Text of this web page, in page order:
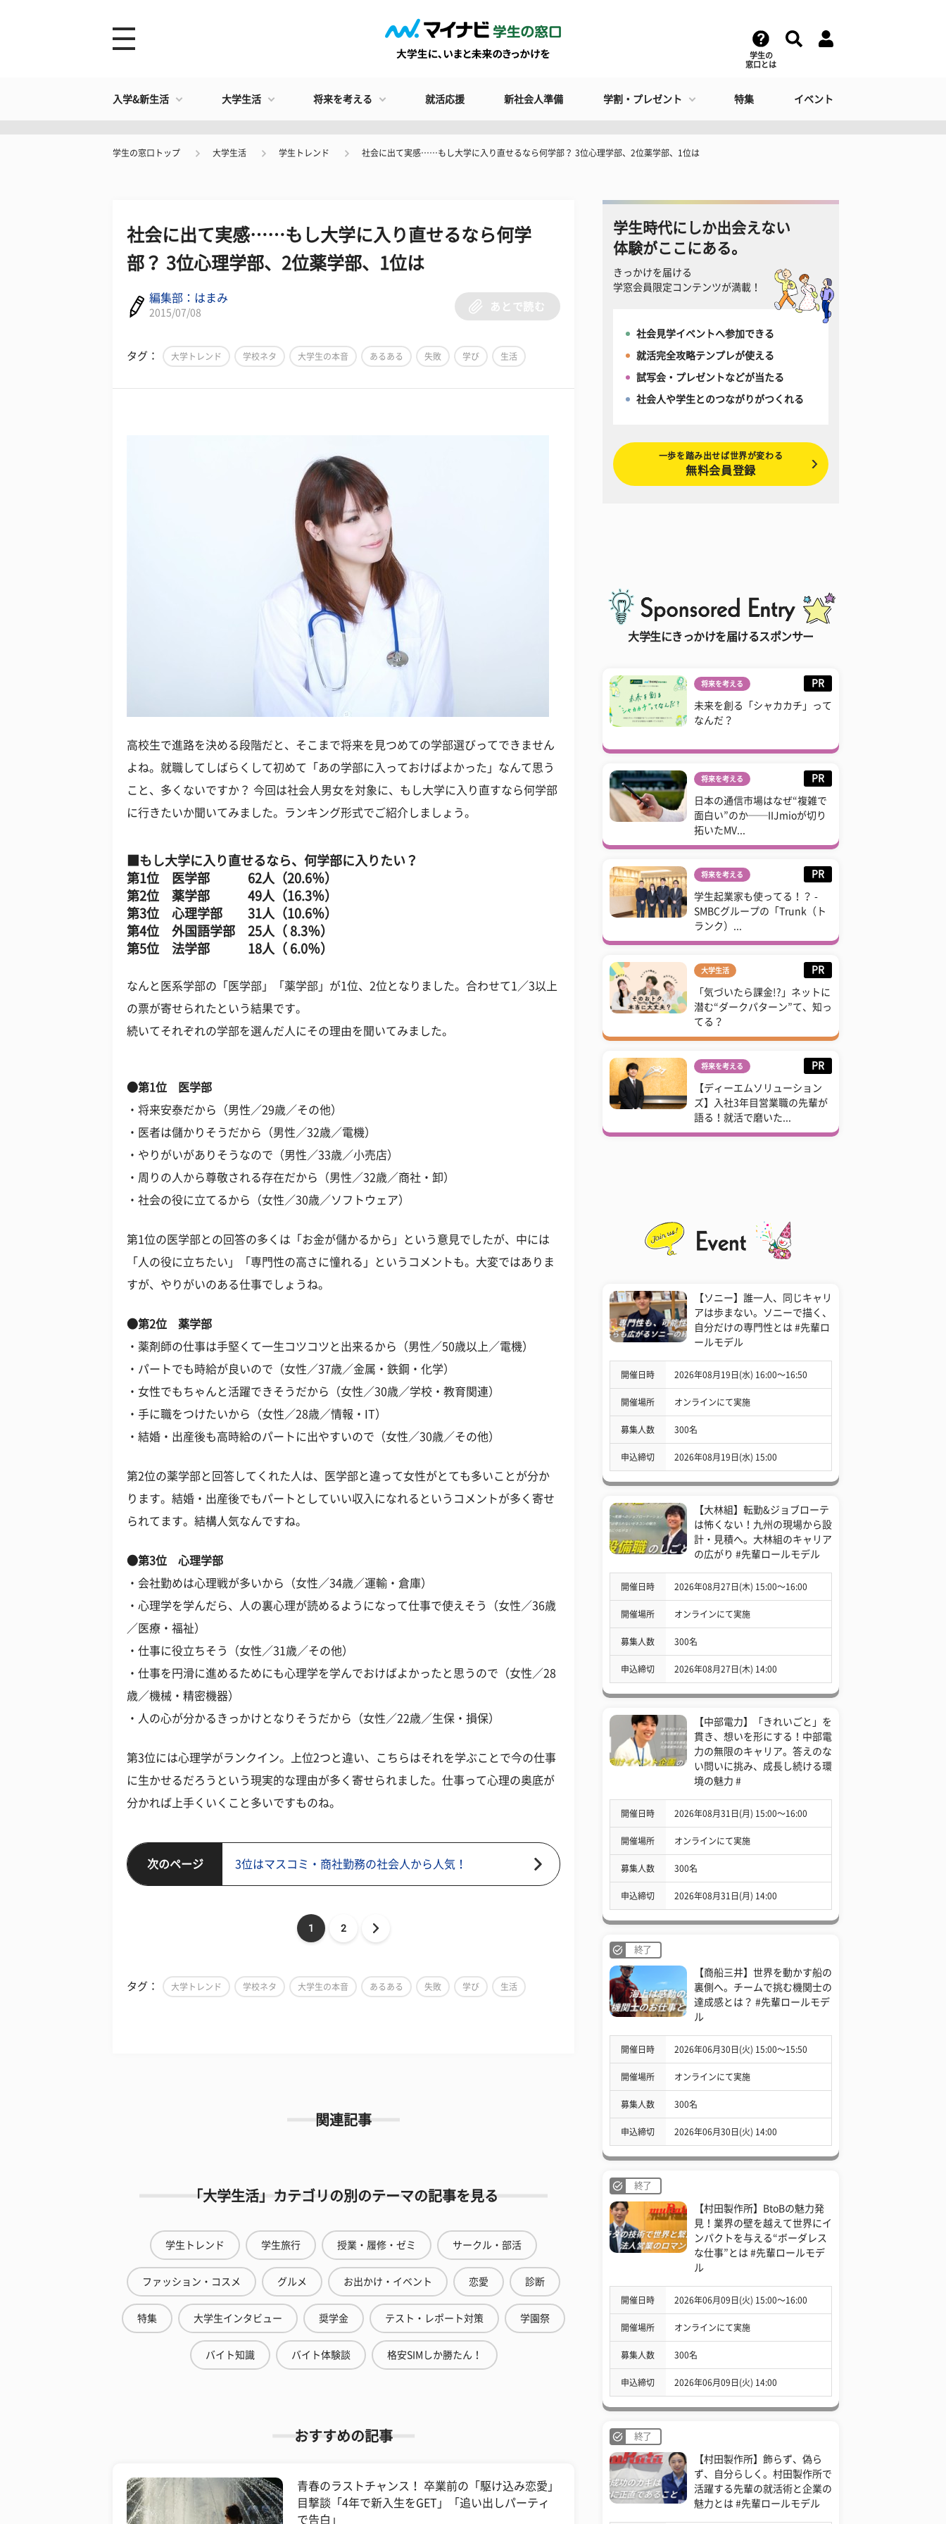
学生の
窓口とは
入学&新生活 大学生活 将来を考える 就活応援 新社会人準備 学割・プレゼント 特集 イベント
学生の窓口トップ 大学生活 学生トレンド 社会に出て実感……もし大学に入り直せるなら何学部？ 3位心理学部、2位薬学部、1位は
社会に出て実感……もし大学に入り直せるなら何学
部？ 3位心理学部、2位薬学部、1位は
編集部：はまみ
2015/07/08
あとで読む
タグ： 大学トレンド 学校ネタ 大学生の本音 あるある 失敗 学び 生活
高校生で進路を決める段階だと、そこまで将来を見つめての学部選びってできません
よね。就職してしばらくして初めて「あの学部に入っておけばよかった」なんて思う
こと、多くないですか？ 今回は社会人男女を対象に、もし大学に入り直すなら何学部
に行きたいか聞いてみました。ランキング形式でご紹介しましょう。
■もし大学に入り直せるなら、何学部に入りたい？
第1位 医学部 62人（20.6％）
第2位 薬学部 49人（16.3％）
第3位 心理学部 31人（10.6％）
第4位 外国語学部 25人（ 8.3％）
第5位 法学部 18人（ 6.0％）
なんと医系学部の「医学部」「薬学部」が1位、2位となりました。合わせて1／3以上
の票が寄せられたという結果です。
続いてそれぞれの学部を選んだ人にその理由を聞いてみました。
●第1位 医学部
・将来安泰だから（男性／29歳／その他）
・医者は儲かりそうだから（男性／32歳／電機）
・やりがいがありそうなので（男性／33歳／小売店）
・周りの人から尊敬される存在だから（男性／32歳／商社・卸）
・社会の役に立てるから（女性／30歳／ソフトウェア）
第1位の医学部との回答の多くは「お金が儲かるから」という意見でしたが、中には
「人の役に立ちたい」「専門性の高さに憧れる」というコメントも。大変ではありま
すが、やりがいのある仕事でしょうね。
●第2位 薬学部
・薬剤師の仕事は手堅くて一生コツコツと出来るから（男性／50歳以上／電機）
・パートでも時給が良いので（女性／37歳／金属・鉄鋼・化学）
・女性でもちゃんと活躍できそうだから（女性／30歳／学校・教育関連）
・手に職をつけたいから（女性／28歳／情報・IT）
・結婚・出産後も高時給のパートに出やすいので（女性／30歳／その他）
第2位の薬学部と回答してくれた人は、医学部と違って女性がとても多いことが分か
ります。結婚・出産後でもパートとしていい収入になれるというコメントが多く寄せ
られてます。結構人気なんですね。
●第3位 心理学部
・会社勤めは心理戦が多いから（女性／34歳／運輸・倉庫）
・心理学を学んだら、人の裏心理が読めるようになって仕事で使えそう（女性／36歳
／医療・福祉）
・仕事に役立ちそう（女性／31歳／その他）
・仕事を円滑に進めるためにも心理学を学んでおけばよかったと思うので（女性／28
歳／機械・精密機器）
・人の心が分かるきっかけとなりそうだから（女性／22歳／生保・損保）
第3位には心理学がランクイン。上位2つと違い、こちらはそれを学ぶことで今の仕事
に生かせるだろうという現実的な理由が多く寄せられました。仕事って心理の奥底が
分かれば上手くいくこと多いですものね。
次のページ 3位はマスコミ・商社勤務の社会人から人気！
1 2
タグ： 大学トレンド 学校ネタ 大学生の本音 あるある 失敗 学び 生活
関連記事
「大学生活」カテゴリの別のテーマの記事を見る
学生トレンド 学生旅行 授業・履修・ゼミ サークル・部活
ファッション・コスメ グルメ お出かけ・イベント 恋愛 診断
特集 大学生インタビュー 奨学金 テスト・レポート対策 学園祭
バイト知識 バイト体験談 格安SIMしか勝たん！
おすすめの記事
青春のラストチャンス！ 卒業前の「駆け込み恋愛」
目撃談「4年で新入生をGET」「追い出しパーティ
で告白」
学生時代にしか出会えない
体験がここにある。
きっかけを届ける
学窓会員限定コンテンツが満載！
社会見学イベントへ参加できる
就活完全攻略テンプレが使える
試写会・プレゼントなどが当たる
社会人や学生とのつながりがつくれる
一歩を踏み出せば世界が変わる
無料会員登録
大学生にきっかけを届けるスポンサー
将来を考える PR
未来を創る「シャカカチ」って
なんだ？
将来を考える PR
日本の通信市場はなぜ“複雑で
面白い”のか──IIJmioが切り
拓いたMV...
将来を考える PR
学生起業家も使ってる！？ -
SMBCグループの「Trunk（ト
ランク）...
大学生活 PR
「気づいたら課金!?」ネットに
潜む“ダークパターン”て、知っ
てる？
将来を考える PR
【ディーエムソリューション
ズ】入社3年目営業職の先輩が
語る！就活で磨いた...
【ソニー】誰一人、同じキャリ
アは歩まない。ソニーで描く、
自分だけの専門性とは #先輩ロ
ールモデル
開催日時 2026年08月19日(水) 16:00〜16:50
開催場所 オンラインにて実施
募集人数 300名
申込締切 2026年08月19日(水) 15:00
【大林組】転勤&ジョブローテ
は怖くない！九州の現場から設
計・見積へ。大林組のキャリア
の広がり #先輩ロールモデル
開催日時 2026年08月27日(木) 15:00〜16:00
開催場所 オンラインにて実施
募集人数 300名
申込締切 2026年08月27日(木) 14:00
【中部電力】「きれいごと」を
貫き、想いを形にする！中部電
力の無限のキャリア。答えのな
い問いに挑み、成長し続ける環
境の魅力 #
開催日時 2026年08月31日(月) 15:00〜16:00
開催場所 オンラインにて実施
募集人数 300名
申込締切 2026年08月31日(月) 14:00
終了
【商船三井】世界を動かす船の
裏側へ。チームで挑む機関士の
達成感とは？ #先輩ロールモデ
ル
開催日時 2026年06月30日(火) 15:00〜15:50
開催場所 オンラインにて実施
募集人数 300名
申込締切 2026年06月30日(火) 14:00
終了
【村田製作所】BtoBの魅力発
見！業界の壁を越えて世界にイ
ンパクトを与える“ボーダレス
な仕事”とは #先輩ロールモデ
ル
開催日時 2026年06月09日(火) 15:00〜16:00
開催場所 オンラインにて実施
募集人数 300名
申込締切 2026年06月09日(火) 14:00
終了
【村田製作所】飾らず、偽ら
ず、自分らしく。村田製作所で
活躍する先輩の就活術と企業の
魅力とは #先輩ロールモデル